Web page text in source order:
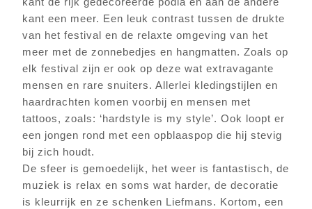
kant een meer. Een leuk contrast tussen de drukte
van het festival en de relaxte omgeving van het
meer met de zonnebedjes en hangmatten. Zoals op
elk festival zijn er ook op deze wat extravagante
mensen en rare snuiters. Allerlei kledingstijlen en
haardrachten komen voorbij en mensen met
tattoos, zoals: ‘hardstyle is my style’. Ook loopt er
een jongen rond met een opblaaspop die hij stevig
bij zich houdt.
De sfeer is gemoedelijk, het weer is fantastisch, de
muziek is relax en soms wat harder, de decoratie
is kleurrijk en ze schenken Liefmans. Kortom, een